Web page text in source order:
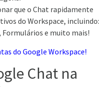
que o Chat rapidamente
do Workspace, incluindo:
Formulários e muito mais!
do Google Workspace!
Chat na